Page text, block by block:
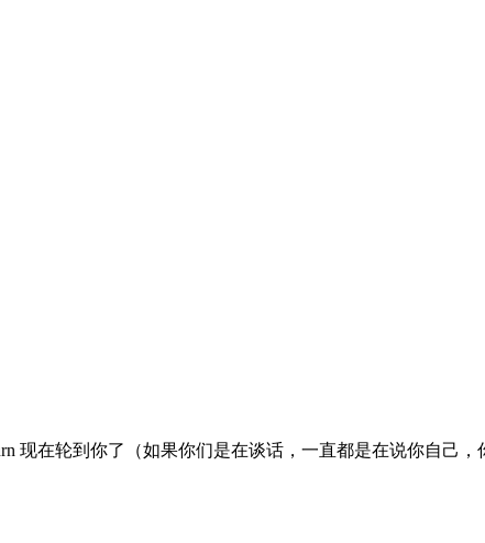
现在轮到你了（如果你们是在谈话，一直都是在说你自己